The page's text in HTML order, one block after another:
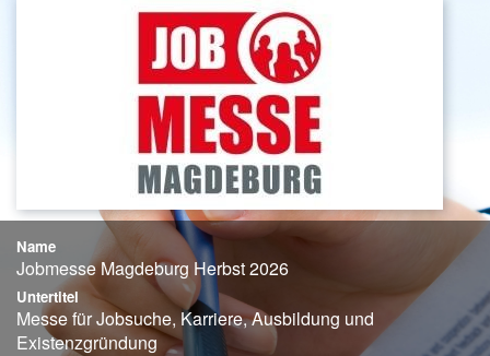
Name
Jobmesse Magdeburg Herbst 2026
Untertitel
Messe für Jobsuche, Karriere, Ausbildung und
Existenzgründung